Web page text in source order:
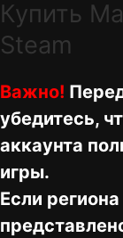
Купить
Steam
Важно!
убедитесь,
аккаунта
игры.
Если